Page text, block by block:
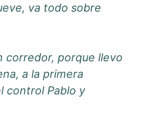
va todo sobre
corredor, porque llevo
a la primera
control Pablo y